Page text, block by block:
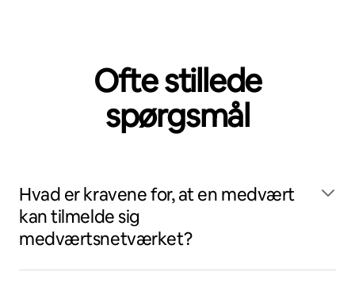
Ofte stillede
spørgsmål
Hvad er kravene for, at en medvært
kan tilmelde sig
medværtsnetværket?